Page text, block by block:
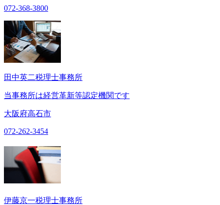
072-368-3800
田中英二税理士事務所
当事務所は経営革新等認定機関です
大阪府高石市
072-262-3454
伊藤京一税理士事務所